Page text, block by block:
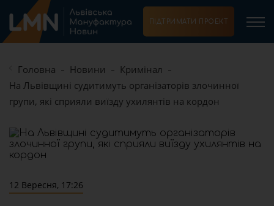
ПІДТРИМАТИ ПРОЕКТ
Головна Новини
Кримінал
На Львівщині судитимуть організаторів злочинної
групи, які сприяли виїзду ухилянтів на кордон
12 Вересня, 17:26